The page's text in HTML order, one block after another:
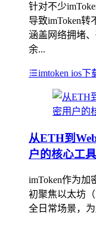
针对不少
导致imToken转
涵盖网络拥堵
余...
imtoken ios下
从ETH到
户的核心工具
imToken作为加
初聚焦以太坊
全日常场景，